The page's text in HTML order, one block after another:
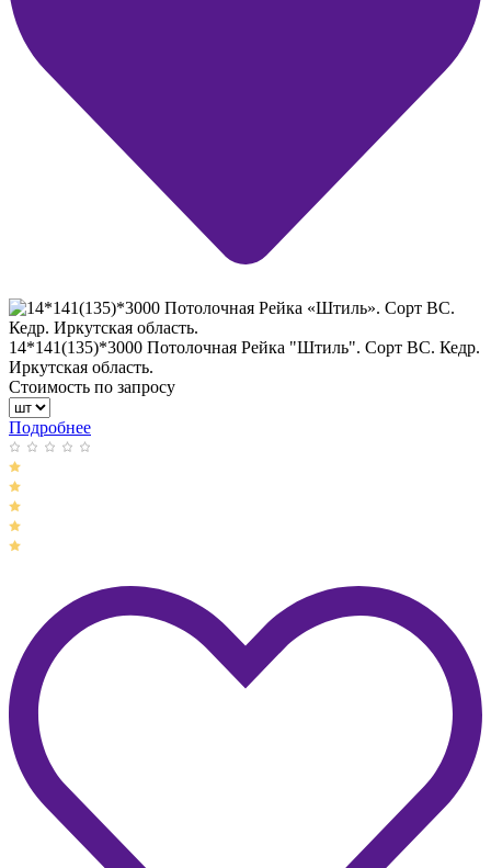
14*141(135)*3000 Потолочная Рейка "Штиль". Сорт ВС. Кедр.
Иркутская область.
Стоимость по запросу
Подробнее